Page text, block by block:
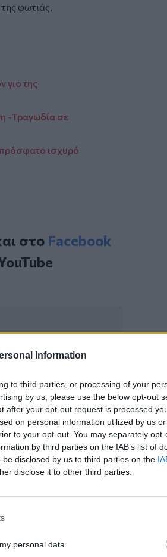
Information
to third parties, or processing of your
by us, please use the below opt-out
after your opt-out request is processed
on personal information utilized by us
to your opt-out. You may separately
by third parties on the IAB’s list of
disclosed by us to third parties on the
disclose it to other third parties.
personal data.
φωτιάς,
γιο της
-Τραγωδία σε
ισχυρό
στο Facebook